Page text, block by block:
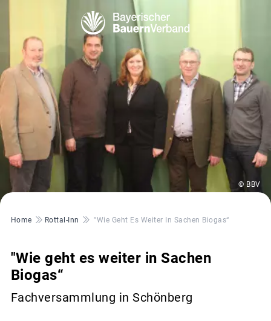
© BBV
Pfadnavigation
Home Rottal-Inn "Wie Geht Es Weiter In Sachen Biogas“
"Wie geht es weiter in Sachen
Biogas“
Fachversammlung in Schönberg